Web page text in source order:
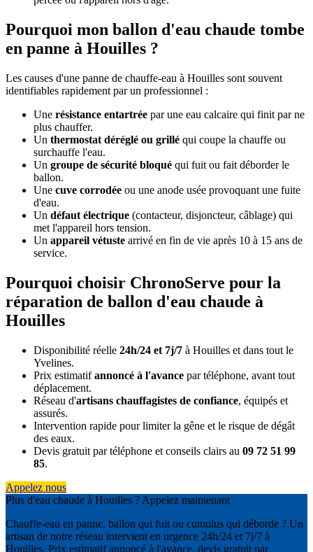
Pourquoi mon ballon d'eau chaude tombe
en panne à Houilles ?
Les causes d'une panne de chauffe-eau à Houilles sont souvent
identifiables rapidement par un professionnel :
Une résistance entartrée par une eau calcaire qui finit par ne
plus chauffer.
Un thermostat déréglé ou grillé qui coupe la chauffe ou
surchauffe l'eau.
Un groupe de sécurité bloqué qui fuit ou fait déborder le
ballon.
Une cuve corrodée ou une anode usée provoquant une fuite
d'eau.
Un défaut électrique (contacteur, disjoncteur, câblage) qui
met l'appareil hors tension.
Un appareil vétuste arrivé en fin de vie après 10 à 15 ans de
service.
Pourquoi choisir ChronoServe pour la
réparation de ballon d'eau chaude à
Houilles
Disponibilité réelle 24h/24 et 7j/7 à Houilles et dans tout le
Yvelines.
Prix estimatifannoncé à l'avance par téléphone, avant tout
déplacement.
Réseau d'artisans chauffagistes de confiance, équipés et
assurés.
Intervention rapide pour limiter la gêne et le risque de dégât
des eaux.
Devis gratuit par téléphone et conseils clairs au 09 72 51 99
85.
Appelez nous
Plus d'eau chaude à Houilles ? Appelez maintenant
Chauffe-eau en panne, ballon qui fuit ou cumulus qui déborde ? Un
artisan de notre réseau intervient en urgence 24h/24 et 7j/7 à
Houilles. Prix estimatif annoncé à l'avance, devis gratuit par